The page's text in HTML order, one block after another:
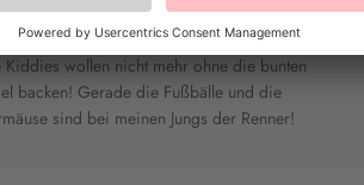
mehr ohne"
Kiddies wollen nicht mehr ohne die bunten
backen! Gerade die Fußbälle und die
sind bei meinen Jungs der Renner!